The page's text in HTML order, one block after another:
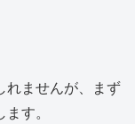
れませんが、まず
す。